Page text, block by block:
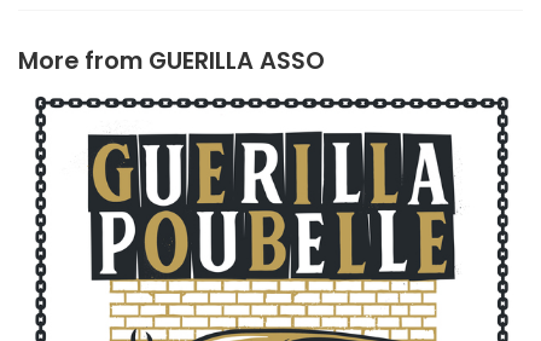
More from GUERILLA ASSO